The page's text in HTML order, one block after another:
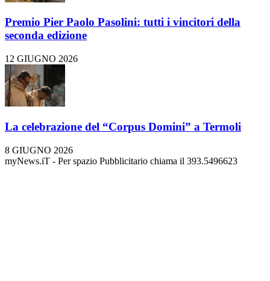
Premio Pier Paolo Pasolini: tutti i vincitori della
seconda edizione
12 GIUGNO 2026
La celebrazione del “Corpus Domini” a Termoli
8 GIUGNO 2026
myNews.iT - Per spazio Pubblicitario chiama il 393.5496623